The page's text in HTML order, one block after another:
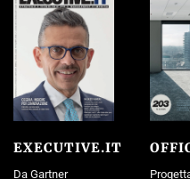
EXECUTIVE.IT
Da Gartner